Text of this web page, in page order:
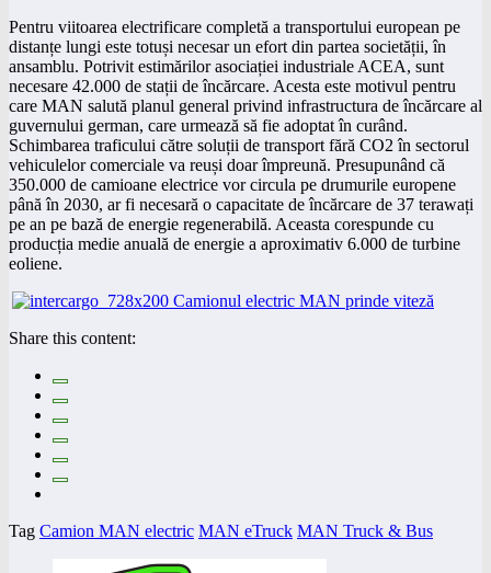
Pentru viitoarea electrificare completă a transportului european pe
distanțe lungi este totuși necesar un efort din partea societății, în
ansamblu. Potrivit estimărilor asociației industriale ACEA, sunt
necesare 42.000 de stații de încărcare. Acesta este motivul pentru
care MAN salută planul general privind infrastructura de încărcare al
guvernului german, care urmează să fie adoptat în curând.
Schimbarea traficului către soluții de transport fără CO2 în sectorul
vehiculelor comerciale va reuși doar împreună. Presupunând că
350.000 de camioane electrice vor circula pe drumurile europene
până în 2030, ar fi necesară o capacitate de încărcare de 37 terawați
pe an pe bază de energie regenerabilă. Aceasta corespunde cu
producția medie anuală de energie a aproximativ 6.000 de turbine
eoliene.
Share this content:
Tag Camion MAN electric MAN eTruck MAN Truck & Bus